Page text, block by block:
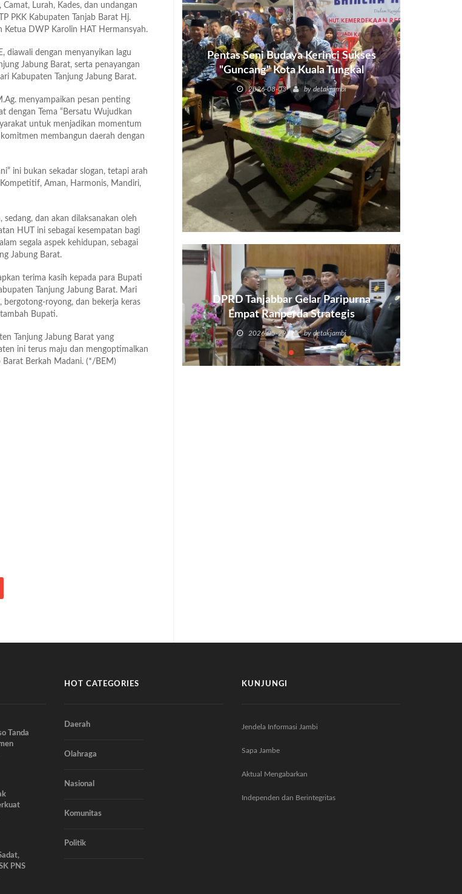
Lurah, Kades, dan undangan
PKK Kabupaten Tanjab Barat Hj.
Ketua DWP Karolin HAT Hermansyah.
diawali dengan menyanyikan lagu
Jabung Barat, serta penayangan
Kabupaten Tanjung Jabung Barat.
menyampaikan pesan penting
dengan Tema “Bersatu Wujudkan
untuk menjadikan momentum
membangun daerah dengan
ini bukan sekadar slogan, tetapi arah
Aman, Harmonis, Mandiri,
dan akan dilaksanakan oleh
HUT ini sebagai kesempatan bagi
segala aspek kehidupan, sebagai
Jabung Barat.
terima kasih kepada para Bupati
Tanjung Jabung Barat. Mari
royong, dan bekerja keras
Bupati.
Tanjung Jabung Barat yang
ini terus maju dan mengoptimalkan
Barat Berkah Madani. (*/BEM)
Pentas Seni Budaya Kerinci Sukses
"Guncang" Kota Kuala Tungkal
2026-08-03 bydetakjambi
DPRD Tanjabbar Gelar Paripurna
Empat Ranperda Strategis
2026-05-29 by detakjambi
Tanda
PNS
HOT CATEGORIES
Daerah
Olahraga
Nasional
Komunitas
Politik
KUNJUNGI
Jendela Informasi Jambi
Sapa Jambe
Aktual Mengabarkan
Independen dan Berintegritas